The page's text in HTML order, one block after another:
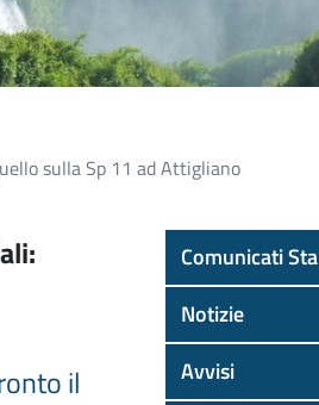
sulla Sp 11 ad Attigliano
il
Comunicati
Notizie
Avvisi